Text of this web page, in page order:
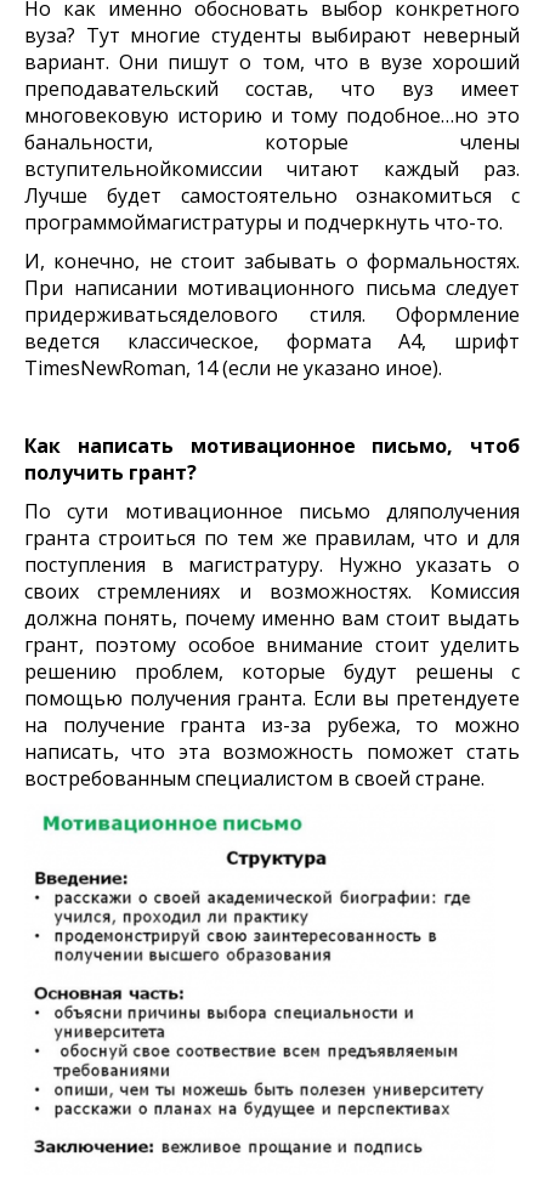
Но как именно обосновать выбор конкретного
вуза? Тут многие студенты выбирают неверный
вариант. Они пишут о том, что в вузе хороший
преподавательский состав, что вуз имеет
многовековую историю и тому подобное…но это
банальности, которые члены
вступительнойкомиссии читают каждый раз.
Лучше будет самостоятельно ознакомиться с
программоймагистратуры и подчеркнуть что-то.
И, конечно, не стоит забывать о формальностях.
При написании мотивационного письма следует
придерживатьсяделового стиля. Оформление
ведется классическое, формата А4, шрифт
TimesNewRoman, 14 (если не указано иное).
Как написать мотивационное письмо, чтоб
получить грант?
По сути мотивационное письмо дляполучения
гранта строиться по тем же правилам, что и для
поступления в магистратуру. Нужно указать о
своих стремлениях и возможностях. Комиссия
должна понять, почему именно вам стоит выдать
грант, поэтому особое внимание стоит уделить
решению проблем, которые будут решены с
помощью получения гранта. Если вы претендуете
на получение гранта из-за рубежа, то можно
написать, что эта возможность поможет стать
востребованным специалистом в своей стране.